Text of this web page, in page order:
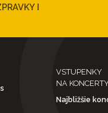
I
VSTUPENKY
NA
Najbližšie